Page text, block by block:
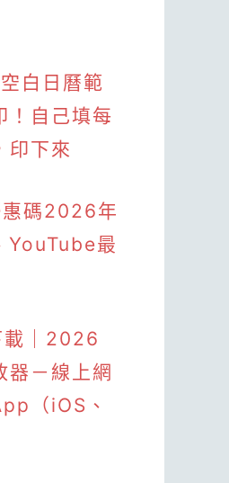
白日曆範
！自己填每
印下來
碼2026年
YouTube最
｜2026
器－線上網
（iOS、